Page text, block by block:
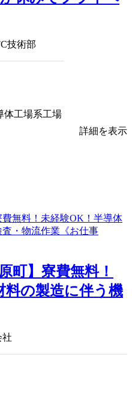
技術部
体工場系工場
詳細を表示
町】寮費無料！
料の製造に伴う機
社